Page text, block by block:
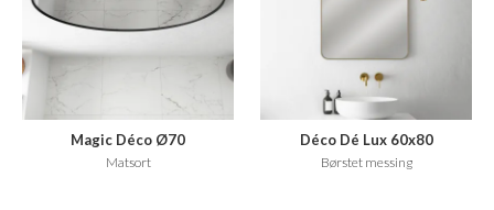
Magic Déco Ø70
Matsort
Déco Dé Lux 60x80
Børstet messing